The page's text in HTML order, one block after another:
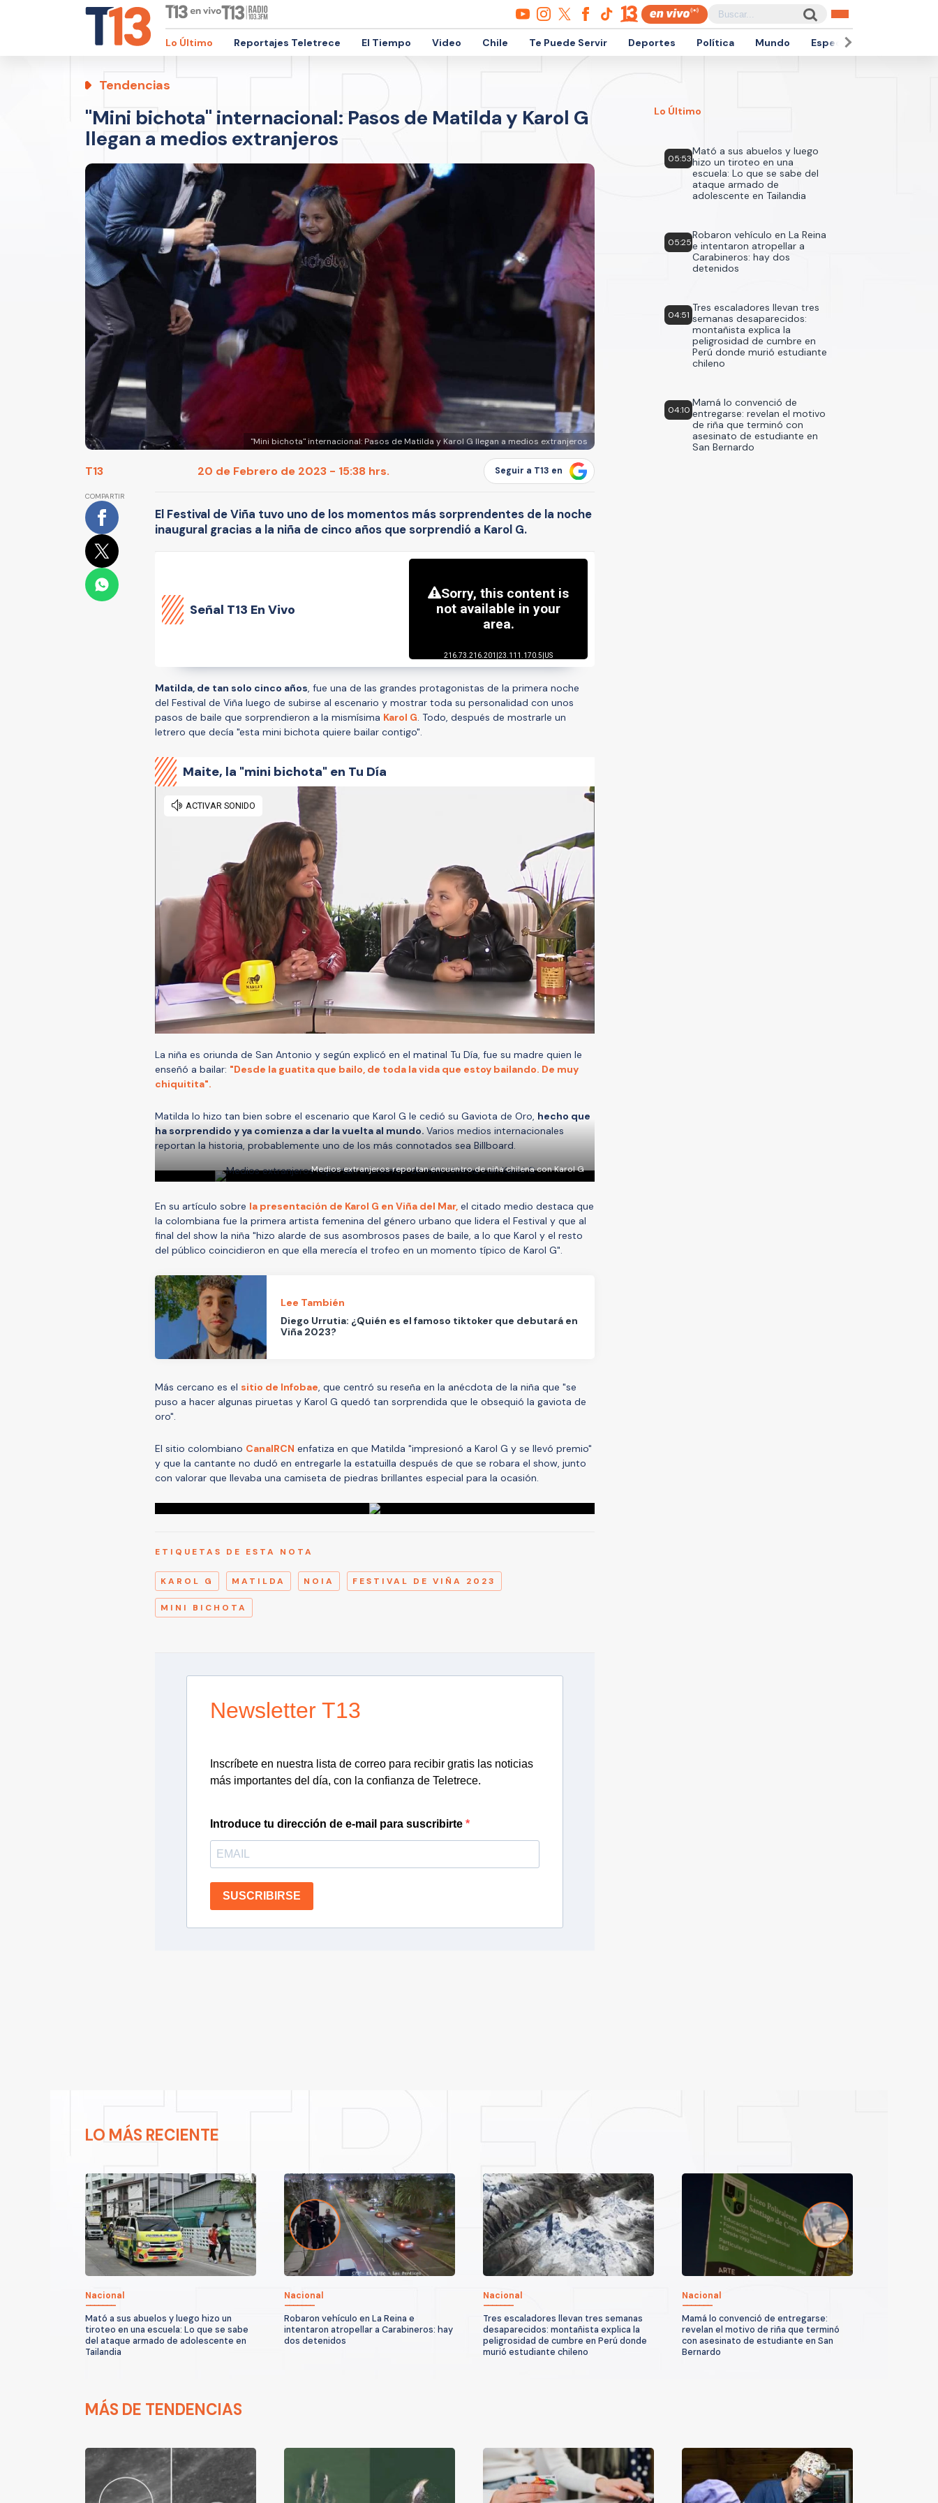
Lo Último Reportajes Teletrece El Tiempo Video Chile Te Puede Servir Deportes Política Mundo Espectáculos
Tendencias
"Mini bichota" internacional: Pasos de Matilda y Karol G
llegan a medios extranjeros
"Mini bichota" internacional: Pasos de Matilda y Karol G llegan a medios extranjeros
T13 20 de Febrero de 2023 - 15:38 hrs. Seguir a T13 en
COMPARTIR
El Festival de Viña tuvo uno de los momentos más sorprendentes de la noche
inaugural gracias a la niña de cinco años que sorprendió a Karol G.
Señal T13 En Vivo
Matilda, de tan solo cinco años, fue una de las grandes protagonistas de la primera noche
del Festival de Viña luego de subirse al escenario y mostrar toda su personalidad con unos
pasos de baile que sorprendieron a la mismísima Karol G. Todo, después de mostrarle un
letrero que decía "esta mini bichota quiere bailar contigo".
Maite, la "mini bichota" en Tu Día
La niña es oriunda de San Antonio y según explicó en el matinal Tu Día, fue su madre quien le
enseñó a bailar: "Desde la guatita que bailo, de toda la vida que estoy bailando. De muy
chiquitita".
Matilda lo hizo tan bien sobre el escenario que Karol G le cedió su Gaviota de Oro, hecho que
ha sorprendido y ya comienza a dar la vuelta al mundo. Varios medios internacionales
reportan la historia, probablemente uno de los más connotados sea Billboard.
Medios extranjeros reportan encuentro de niña chilena con Karol G
En su artículo sobre la presentación de Karol G en Viña del Mar, el citado medio destaca que
la colombiana fue la primera artista femenina del género urbano que lidera el Festival y que al
final del show la niña "hizo alarde de sus asombrosos pases de baile, a lo que Karol y el resto
del público coincidieron en que ella merecía el trofeo en un momento típico de Karol G".
Lee También
Diego Urrutia: ¿Quién es el famoso tiktoker que debutará en
Viña 2023?
Más cercano es el sitio de Infobae, que centró su reseña en la anécdota de la niña que "se
puso a hacer algunas piruetas y Karol G quedó tan sorprendida que le obsequió la gaviota de
oro".
El sitio colombiano CanalRCN enfatiza en que Matilda "impresionó a Karol G y se llevó premio"
y que la cantante no dudó en entregarle la estatuilla después de que se robara el show, junto
con valorar que llevaba una camiseta de piedras brillantes especial para la ocasión.
ETIQUETAS DE ESTA NOTA
KAROL G MATILDA NOIA FESTIVAL DE VIÑA 2023
MINI BICHOTA
Newsletter T13
Inscríbete en nuestra lista de correo para recibir gratis las noticias
más importantes del día, con la confianza de Teletrece.
Introduce tu dirección de e-mail para suscribirte
SUSCRIBIRSE
Lo Último
05:53
Mató a sus abuelos y luego
hizo un tiroteo en una
escuela: Lo que se sabe del
ataque armado de
adolescente en Tailandia
05:25
Robaron vehículo en La Reina
e intentaron atropellar a
Carabineros: hay dos
detenidos
04:51
Tres escaladores llevan tres
semanas desaparecidos:
montañista explica la
peligrosidad de cumbre en
Perú donde murió estudiante
chileno
04:10
Mamá lo convenció de
entregarse: revelan el motivo
de riña que terminó con
asesinato de estudiante en
San Bernardo
LO MÁS RECIENTE
Nacional
Mató a sus abuelos y luego hizo un
tiroteo en una escuela: Lo que se sabe
del ataque armado de adolescente en
Tailandia
Nacional
Robaron vehículo en La Reina e
intentaron atropellar a Carabineros: hay
dos detenidos
Nacional
Tres escaladores llevan tres semanas
desaparecidos: montañista explica la
peligrosidad de cumbre en Perú donde
murió estudiante chileno
Nacional
Mamá lo convenció de entregarse:
revelan el motivo de riña que terminó
con asesinato de estudiante en San
Bernardo
MÁS DE TENDENCIAS